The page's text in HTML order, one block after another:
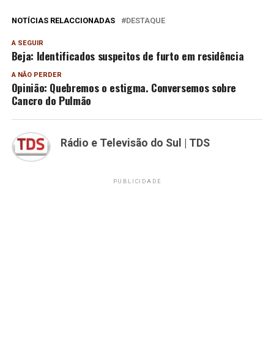
NOTÍCIAS RELACCIONADAS DESTAQUE
A SEGUIR
Beja: Identificados suspeitos de furto em residência
A NÃO PERDER
Opinião: Quebremos o estigma. Conversemos sobre
Cancro do Pulmão
Rádio e Televisão do Sul | TDS
PUBLICIDADE